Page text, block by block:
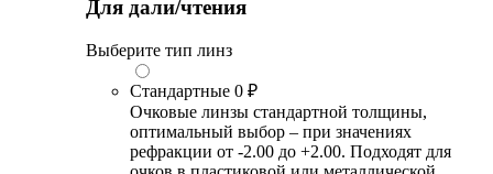
Для дали/чтения
Выберите тип линз
Стандартные 0 ₽
Очковые линзы стандартной толщины,
оптимальный выбор – при значениях
рефракции от -2.00 до +2.00. Подходят для